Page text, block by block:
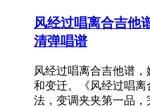
风经过唱离合吉他
清弹唱谱
风经过唱离合吉他谱
和变迁。《风经过唱
法，变调夹夹第一品